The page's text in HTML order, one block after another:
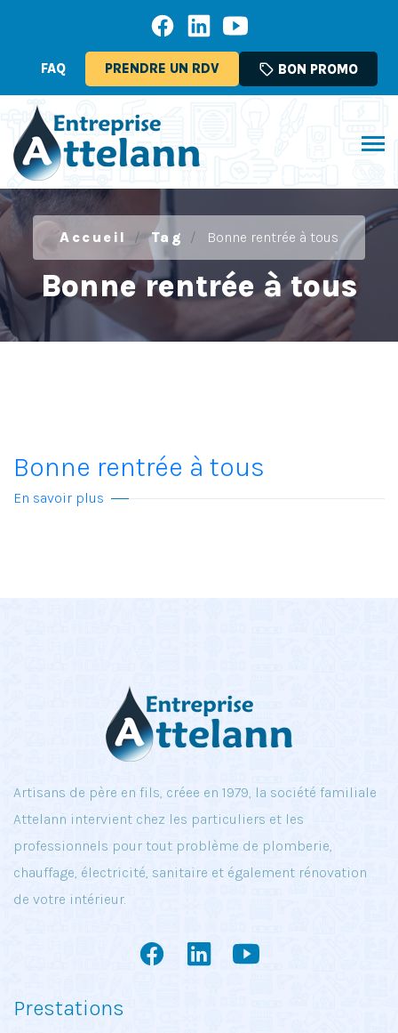
FAQ PRENDRE UN RDV sell BON PROMO
Accueil Tag Bonne rentrée à tous
Bonne rentrée à tous
Bonne rentrée à tous
En savoir plus
Artisans de père en fils, créee en 1979, la société familiale
Attelann intervient chez les particuliers et les
professionnels pour tout problème de plomberie,
chauffage, électricité, sanitaire et également rénovation
de votre intérieur.
Prestations